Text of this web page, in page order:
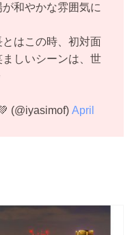
和やかな雰囲気に
はこの時、初対面
しいシーンは、世
(@iyasimof) April